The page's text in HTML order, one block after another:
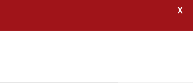
X